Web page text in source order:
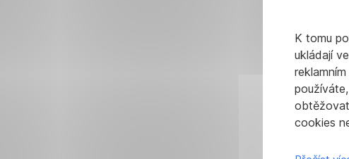
K tomu
ukládají
cookies